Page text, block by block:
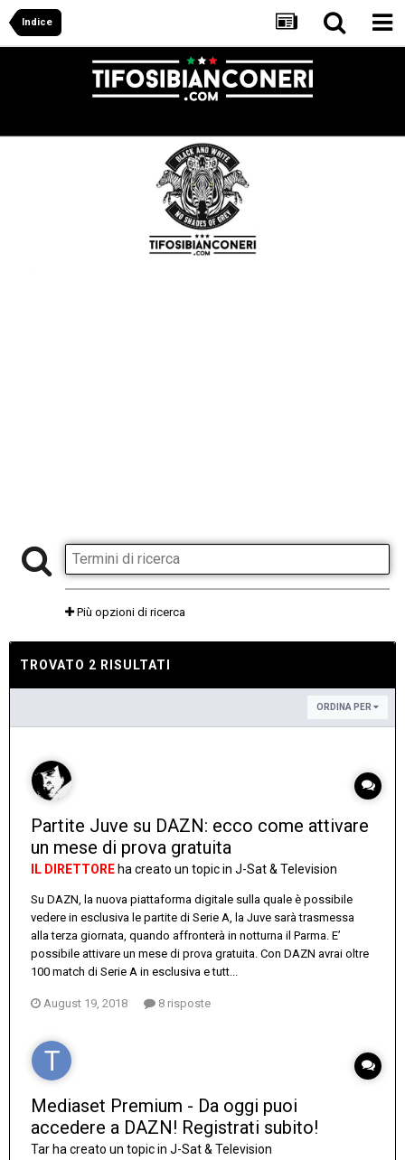
Indice
Più opzioni di ricerca
TROVATO 2 RISULTATI
ORDINA PER
Partite Juve su DAZN: ecco come attivare
un mese di prova gratuita
IL DIRETTORE ha creato un topic in J-Sat & Television
Su DAZN, la nuova piattaforma digitale sulla quale è possibile
vedere in esclusiva le partite di Serie A, la Juve sarà trasmessa
alla terza giornata, quando affronterà in notturna il Parma. E’
possibile attivare un mese di prova gratuita. Con DAZN avrai oltre
100 match di Serie A in esclusiva e tutt...
August 19, 2018 8 risposte
Mediaset Premium - Da oggi puoi
accedere a DAZN! Registrati subito!
Tar ha creato un topic in J-Sat & Television